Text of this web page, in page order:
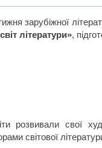
зарубіжної
літератури»,
розвивали свої
світової